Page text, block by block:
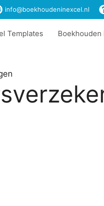
info@boekhoudeninexcel.nl
Templates Boekhouden